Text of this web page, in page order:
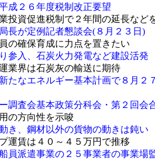
成２６年度税制改正要望
投資促進税制で２年間の延長など
長が定例記者懇談会(８月２３日)
の確保育成に力点を置きたい
参入、石炭火力発電など建設活発
業界は石炭灰の輸送に期待
たなエネルギー基本計画で８月２
調査会基本政策分科会・第２回会
の方向性を示唆
き、鋼材以外の貨物の動きは鈍い
運賃は４０～４５万円で推移
員派遣事業の２５事業者の事業場